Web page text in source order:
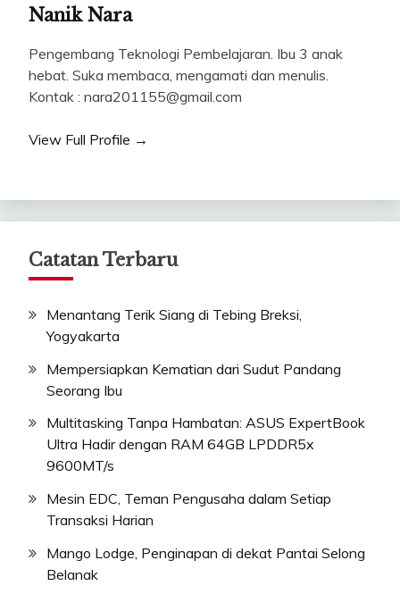
Nanik Nara
Pengembang Teknologi Pembelajaran. Ibu 3 anak
hebat. Suka membaca, mengamati dan menulis.
Kontak : nara201155@gmail.com
View Full Profile →
Catatan Terbaru
Menantang Terik Siang di Tebing Breksi,
Yogyakarta
Mempersiapkan Kematian dari Sudut Pandang
Seorang Ibu
Multitasking Tanpa Hambatan: ASUS ExpertBook
Ultra Hadir dengan RAM 64GB LPDDR5x
9600MT/s
Mesin EDC, Teman Pengusaha dalam Setiap
Transaksi Harian
Mango Lodge, Penginapan di dekat Pantai Selong
Belanak